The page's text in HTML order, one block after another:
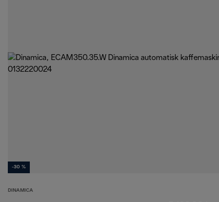
-30 %
DINAMICA